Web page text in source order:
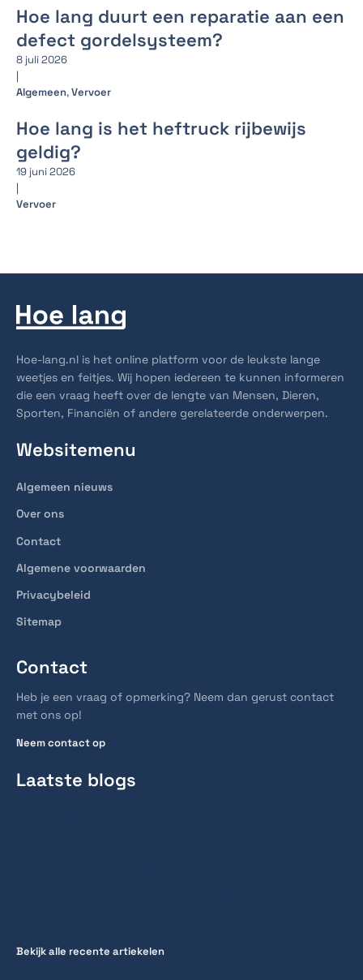
Hoe lang duurt een reparatie aan een
defect gordelsysteem?
8 juli 2026
|
Algemeen,Vervoer
Hoe lang is het heftruck rijbewijs
geldig?
19 juni 2026
|
Vervoer
Hoe-lang.nl is het online platform voor de leukste lange
weetjes en feitjes. Wij hopen iedereen te kunnen informeren
die een vraag heeft over de lengte van Mensen, Dieren,
Sporten, Financiën of andere gerelateerde onderwerpen.
Websitemenu
Algemeen nieuws
Over ons
Contact
Algemene voorwaarden
Privacybeleid
Sitemap
Contact
Heb je een vraag of opmerking? Neem dan gerust contact
met ons op!
Neem contact op
Laatste blogs
Bekijk alle recente artiekelen